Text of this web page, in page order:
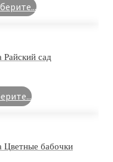
сад
Цветные бабочки